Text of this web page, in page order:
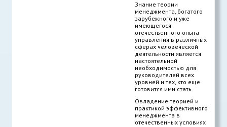
Знание теории
менеджмента, богатого
зарубежного и уже
имеющегося
отечественного опыта
управления в различных
сферах человеческой
деятельности является
настоятельной
необходимостью для
руководителей всех
уровней и тех, кто еще
готовится ими стать.
Овладение теорией и
практикой эффективного
менеджмента в
отечественных условиях